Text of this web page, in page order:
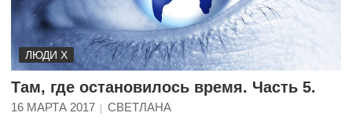
ЛЮДИ Х
Там, где остановилось время. Часть 5.
16 МАРТА 2017
СВЕТЛАНА